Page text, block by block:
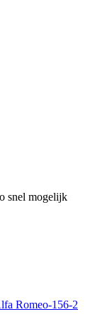
snel mogelijk